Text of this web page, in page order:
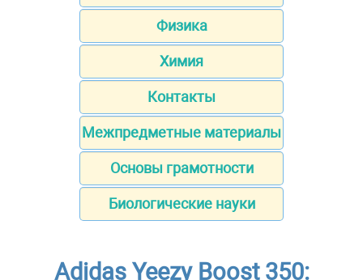
Физика
Химия
Контакты
Межпредметные материалы
Основы грамотности
Биологические науки
Adidas Yeezy Boost 350: